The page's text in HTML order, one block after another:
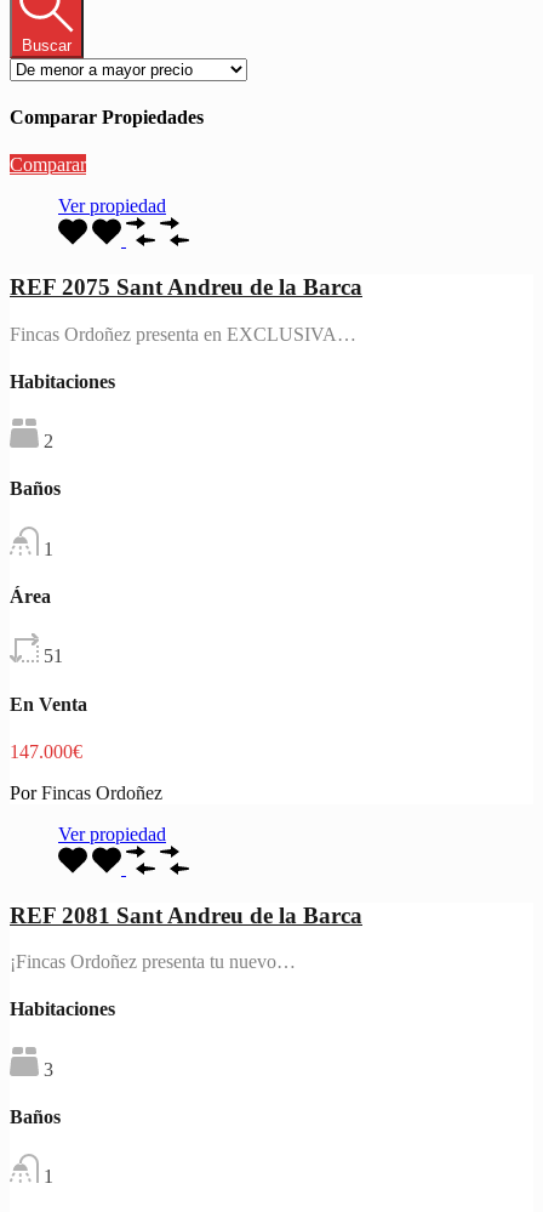
Buscar
Comparar Propiedades
Comparar
Ver propiedad
REF 2075 Sant Andreu de la Barca
Fincas Ordoñez presenta en EXCLUSIVA…
Habitaciones
2
Baños
1
Área
51
En Venta
147.000€
PorFincas Ordoñez
Ver propiedad
REF 2081 Sant Andreu de la Barca
¡Fincas Ordoñez presenta tu nuevo…
Habitaciones
3
Baños
1